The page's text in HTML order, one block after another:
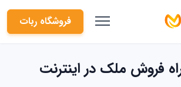
فروشگاه ربات
فروش ملک در اینترنت